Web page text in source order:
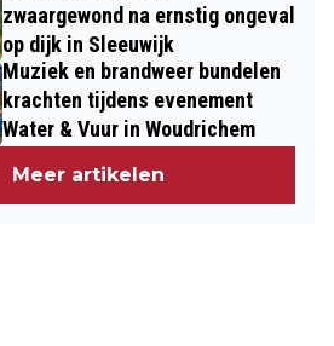
zwaargewond na ernstig ongeval
op dijk in Sleeuwijk
Muziek en brandweer bundelen
krachten tijdens evenement
Water & Vuur in Woudrichem
Meer artikelen